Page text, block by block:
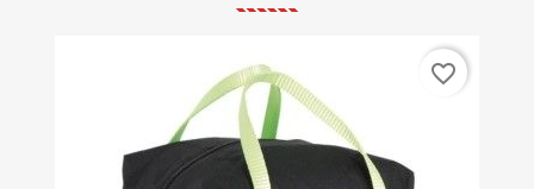
favorite_border